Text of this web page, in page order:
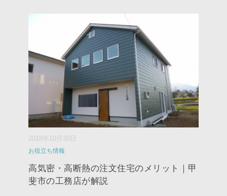
2018年10月30日
お役立ち情報
高気密・高断熱の注文住宅のメリット｜甲
斐市の工務店が解説